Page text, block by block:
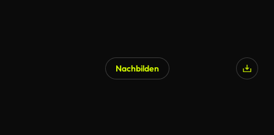
Nachbilden